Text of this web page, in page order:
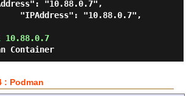
10.88.0.7
Container
: Podman